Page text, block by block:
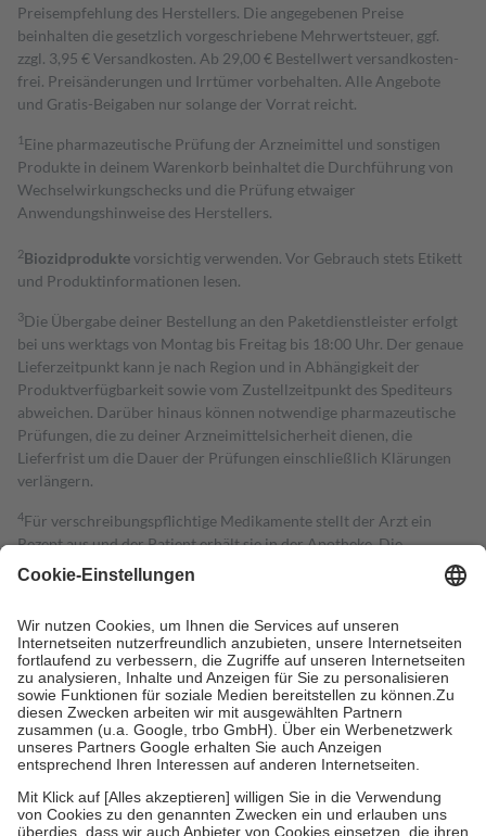
Preisempfehlung des Herstellers. Die angegebenen Preise
beinhalten die gesetzlich vorgeschriebene Mehrwertsteuer, ggf.
zzgl. 3,95 € Versandkosten. Ab 29,00 € Bestell­wert versand­kosten­
frei. Preisänderungen und Irrtümer vorbehalten. Alle Angebote
und Gratis-Beigaben nur solange der Vorrat reicht.
1 Eine pharmazeutische Prüfung der Arzneimittel und sonstigen
Produkte in deinem Warenkorb beinhaltet die Durchführung von
Wechselwirkungschecks und die Prüfung etwaiger
Anwendungshinweise des Herstellers.
2Biozidproduktevorsichtig verwenden. Vor Gebrauch stets Etikett
und Produktinformationen lesen.
3Die Übergabe deiner Bestellung an den Paketdienstleister erfolgt
bei uns werktags von Montag bis Freitag bis 18:00 Uhr. Der genaue
Lieferzeitpunkt kann je nach Region und in Abhängigkeit der
Produktverfügbarkeit sowie vom Zustellzeitpunkt des Spediteurs
abweichen. Darüber hinaus können notwendige pharmazeutische
Prüfungen, die zu deiner Arzneimittelsicherheit dienen, die
Lieferfrist um die Dauer der Prüfungen einschließlich Klärungen
verlängern.
4Für verschreibungspflichtige Medikamente stellt der Arzt ein
Rezept aus und der Patient erhält sie in der Apotheke. Die
gesetzliche Krankenversicherung übernimmt in der Regel die
Kosten dafür, der Versicherte trägt einen Teil davon als Zuzahlung
Grundsätzlich leisten Mitglieder Zuzahlungen in Höhe von zehn
Prozent des Abgabepreises,mindestens jedochfünf Euround
höchstens zehn Euro.Es sind jedoch nie mehr als die tatsächlichen
Kosten der Leistung zu entrichten.
Diese Regeln gelten grundsätzlich auch für Online-Apotheken.
Bei Heilmitteln und häuslicher Krankenpflege beträgt die
Zuzahlung zehn Prozent der Kosten sowie zehn Euro je
Verordnung.
Um das Engagement der Versicherten für ihre eigene Gesundheit zu